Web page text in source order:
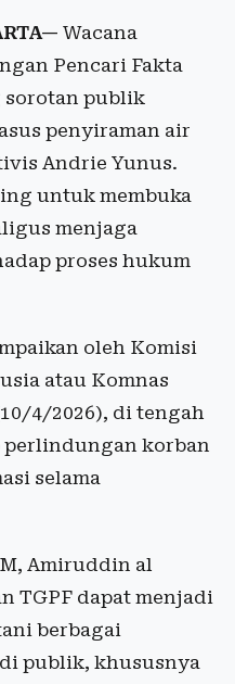
Wacana
Pencari Fakta
sorotan publik
penyiraman air
Andrie Yunus.
untuk membuka
menjaga
proses hukum
oleh Komisi
atau Komnas
4/2026), di tengah
perlindungan korban
selama
Amiruddin al
TGPF dapat menjadi
berbagai
publik, khususnya